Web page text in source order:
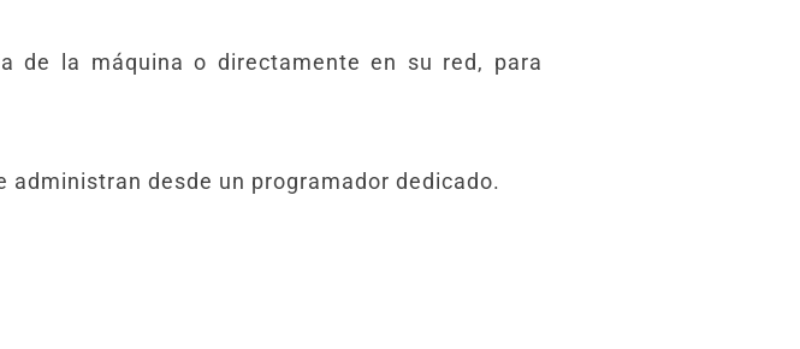
de la máquina o directamente en su red, para
desde un programador dedicado.